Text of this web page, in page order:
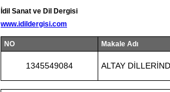
İdil Sanat ve Dil Dergisi
www.idildergisi.com
NO Makale Adı
1345549084 ALTAY